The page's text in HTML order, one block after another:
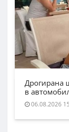
Дрогирана
в
06.08.2026